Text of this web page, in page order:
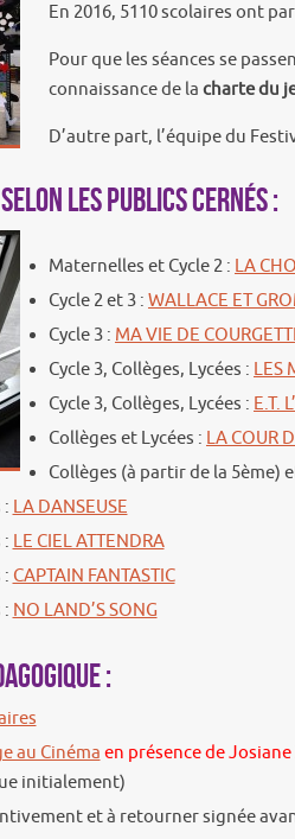
En 2016, 5110 scolaires ont
Pour que les séances se
connaissance de la charte du
D’autre part, l’équipe du
les publics cernés :
Maternelles et Cycle 2 : LA
Cycle 2 et 3 : WALLACE ET
Cycle 3 : MA VIE DE
Cycle 3, Collèges, Lycées : LES
Cycle 3, Collèges, Lycées : E.T.
Collèges et Lycées : LA COUR
Collèges (à partir de la 5ème)
: LA DANSEUSE
: LE CIEL ATTENDRA
: CAPTAIN FANTASTIC
: NO LAND’S SONG
:
au Cinéma en présence de
initialement)
et à retourner signée